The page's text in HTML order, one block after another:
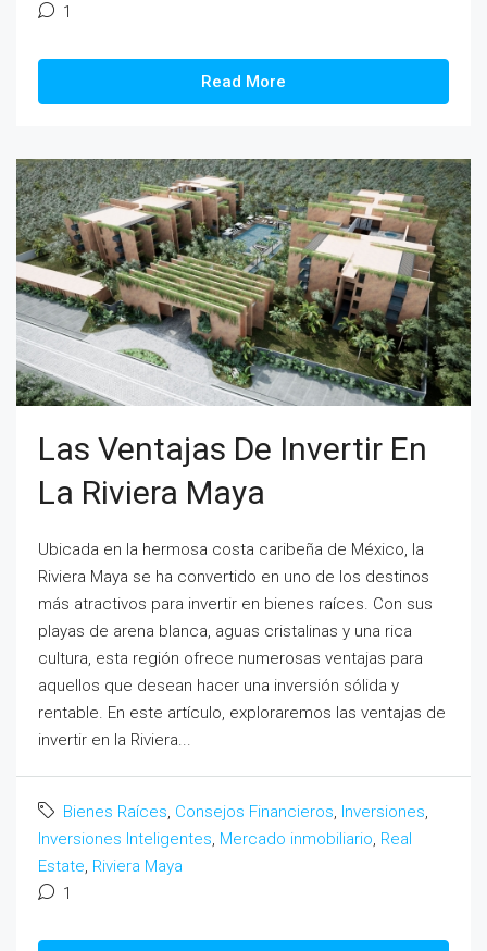
1
Read More
Las Ventajas De Invertir En
La Riviera Maya
Ubicada en la hermosa costa caribeña de México, la
Riviera Maya se ha convertido en uno de los destinos
más atractivos para invertir en bienes raíces. Con sus
playas de arena blanca, aguas cristalinas y una rica
cultura, esta región ofrece numerosas ventajas para
aquellos que desean hacer una inversión sólida y
rentable. En este artículo, exploraremos las ventajas de
invertir en la Riviera...
Bienes Raíces Consejos Financieros Inversiones
Inversiones Inteligentes Mercado inmobiliario Real
Estate Riviera Maya
1